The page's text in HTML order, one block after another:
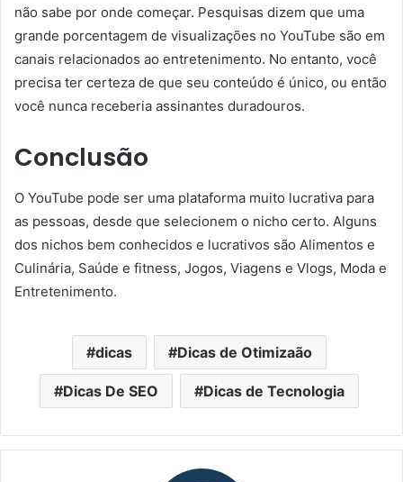
não sabe por onde começar. Pesquisas dizem que uma
grande porcentagem de visualizações no YouTube são em
canais relacionados ao entretenimento. No entanto, você
precisa ter certeza de que seu conteúdo é único, ou então
você nunca receberia assinantes duradouros.
Conclusão
O YouTube pode ser uma plataforma muito lucrativa para
as pessoas, desde que selecionem o nicho certo. Alguns
dos nichos bem conhecidos e lucrativos são Alimentos e
Culinária, Saúde e fitness, Jogos, Viagens e Vlogs, Moda e
Entretenimento.
dicas Dicas de Otimizaão
Dicas De SEO Dicas de Tecnologia